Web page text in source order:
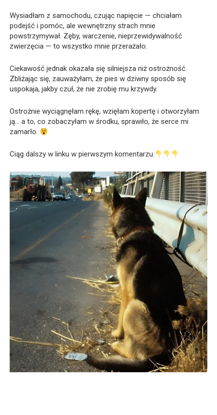
Wysiadłam z samochodu, czując napięcie — chciałam
podejść i pomóc, ale wewnętrzny strach mnie
powstrzymywał. Zęby, warczenie, nieprzewidywalność
zwierzęcia — to wszystko mnie przerażało.
Ciekawość jednak okazała się silniejsza niż ostrożność.
Zbliżając się, zauważyłam, że pies w dziwny sposób się
uspokaja, jakby czuł, że nie zrobię mu krzywdy.
Ostrożnie wyciągnęłam rękę, wzięłam kopertę i otworzyłam
ją… a to, co zobaczyłam w środku, sprawiło, że serce mi
zamarło.
Ciąg dalszy w linku w pierwszym komentarzu.